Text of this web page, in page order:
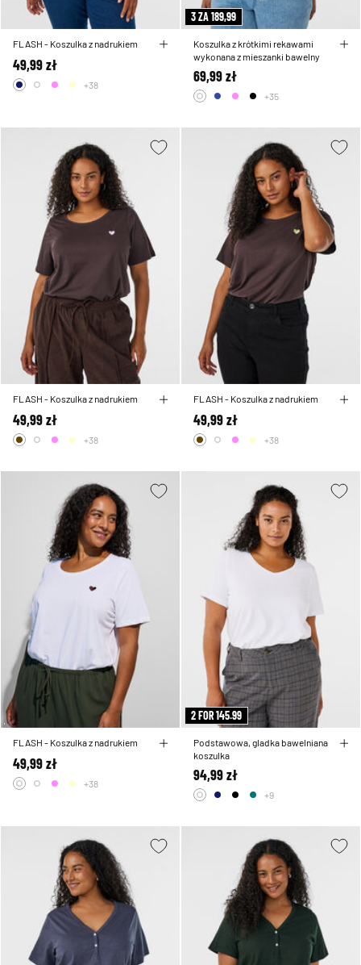
FLASH - Koszulka z nadrukiem
49,99 zł
+38
3 ZA 189,99
Koszulka z krótkimi rekawami
wykonana z mieszanki bawelny
69,99 zł
+35
FLASH - Koszulka z nadrukiem
49,99 zł
+38
FLASH - Koszulka z nadrukiem
49,99 zł
+38
FLASH - Koszulka z nadrukiem
49,99 zł
+38
2 FOR 145.99
Podstawowa, gladka bawelniana
koszulka
94,99 zł
+9